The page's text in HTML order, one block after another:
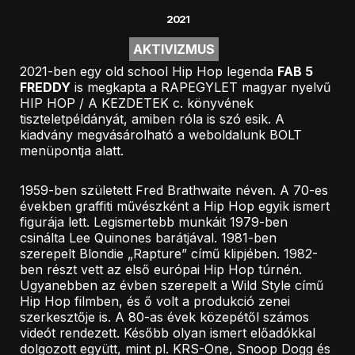
2021
AKTIVIZMUS
2021-ben egy old school Hip Hop legenda FAB 5
FREDDY is megkapta a RAPEGYLET magyar nyelvű
HIP HOP / A KEZDETEK c. könyvének
tiszteletpéldányát, amiben róla is szó esik. A
kiadvány megvásárolható a weboldalunk BOLT
menüpontja alatt.
1959-ben született Fred Brathwaite néven. A 70-es
években graffiti művészként a Hip Hop egyik ismert
figurája lett. Legismertebb munkáit 1979-ben
csinálta Lee Quinones barátjával. 1981-ben
szerepelt Blondie „Rapture” című klipjében. 1982-
ben részt vett az első európai Hip Hop túrnén.
Ugyanebben az évben szerepelt a Wild Style című
Hip Hop filmben, és ő volt a produkció zenei
szerkesztője is. A 80-as évek közepétől számos
videót rendezett. Később olyan ismert előadókkal
dolgozott együtt, mint pl. KRS-One, Snoop Dogg és